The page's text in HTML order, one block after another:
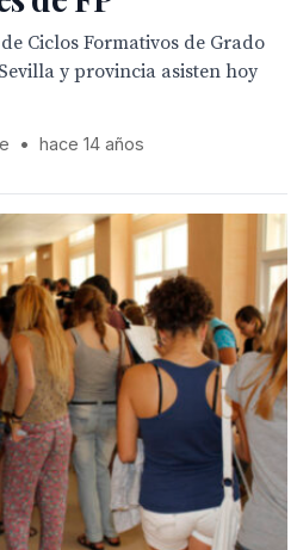
Ciclos Formativos de Grado
y provincia asisten hoy
• hace 14 años